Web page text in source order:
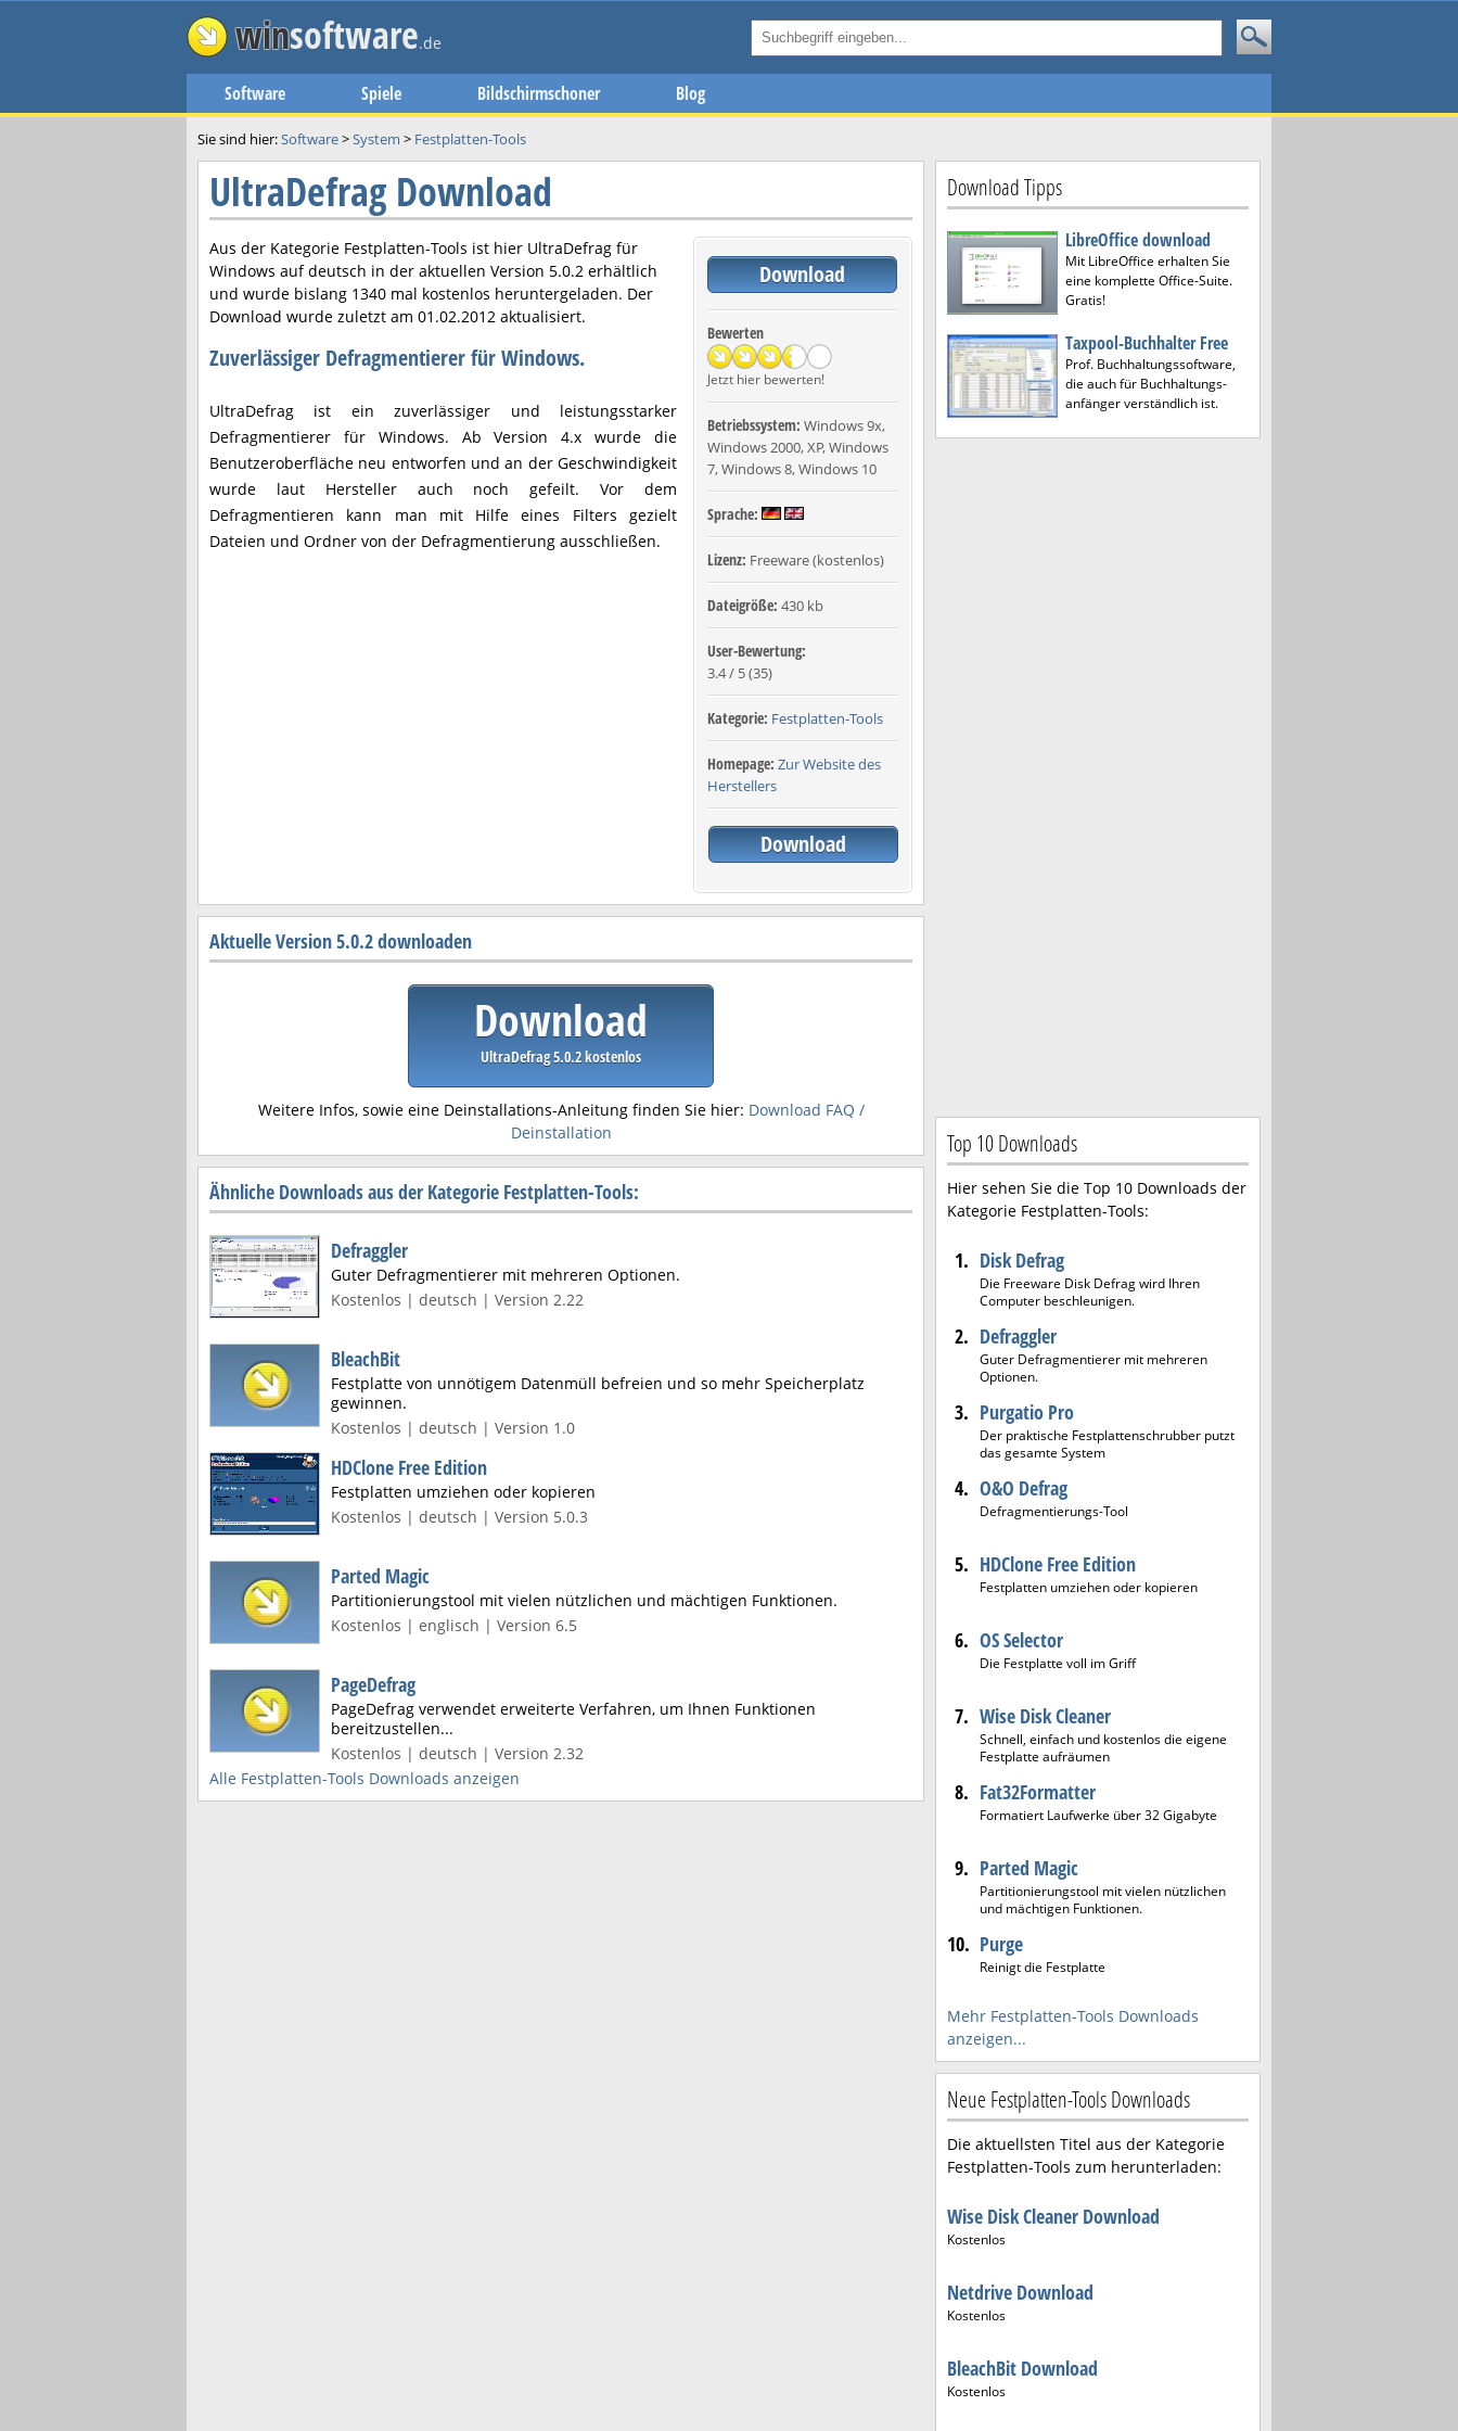
winsoftware.de
Software Spiele Bildschirmschoner Blog
Sie sind hier:Software>System > Festplatten-Tools
UltraDefrag Download
Aus der Kategorie Festplatten-Tools ist hier UltraDefrag für
Windows auf deutsch in der aktuellen Version 5.0.2 erhältlich
und wurde bislang 1340 mal kostenlos heruntergeladen. Der
Download wurde zuletzt am 01.02.2012 aktualisiert.
Download
Bewerten
Jetzt hier bewerten!
Betriebssystem: Windows 9x,
Windows 2000, XP, Windows
7, Windows 8, Windows 10
Sprache:
Lizenz: Freeware (kostenlos)
Dateigröße: 430 kb
User-Bewertung:
3.4/ 5(35)
Kategorie: Festplatten-Tools
Homepage: Zur Website des
Herstellers
Download
Zuverlässiger Defragmentierer für Windows.
UltraDefrag ist ein zuverlässiger und leistungsstarker
Defragmentierer für Windows. Ab Version 4.x wurde die
Benutzeroberfläche neu entworfen und an der Geschwindigkeit
wurde laut Hersteller auch noch gefeilt. Vor dem
Defragmentieren kann man mit Hilfe eines Filters gezielt
Dateien und Ordner von der Defragmentierung ausschließen.
Aktuelle Version 5.0.2 downloaden
Download
UltraDefrag 5.0.2 kostenlos
Weitere Infos, sowie eine Deinstallations-Anleitung finden Sie hier: Download FAQ /
Deinstallation
Ähnliche Downloads aus der Kategorie Festplatten-Tools:
Defraggler
Guter Defragmentierer mit mehreren Optionen.
Kostenlos | deutsch | Version 2.22
BleachBit
Festplatte von unnötigem Datenmüll befreien und so mehr Speicherplatz
gewinnen.
Kostenlos | deutsch | Version 1.0
HDClone Free Edition
Festplatten umziehen oder kopieren
Kostenlos | deutsch | Version 5.0.3
Parted Magic
Partitionierungstool mit vielen nützlichen und mächtigen Funktionen.
Kostenlos | englisch | Version 6.5
PageDefrag
PageDefrag verwendet erweiterte Verfahren, um Ihnen Funktionen
bereitzustellen...
Kostenlos | deutsch | Version 2.32
Alle Festplatten-Tools Downloads anzeigen
Download Tipps
LibreOffice download
Mit LibreOffice erhalten Sie
eine komplette Office-Suite.
Gratis!
Taxpool-Buchhalter Free
Prof. Buchhaltungssoftware,
die auch für Buchhaltungs-
anfänger verständlich ist.
Top 10 Downloads
Hier sehen Sie die Top 10 Downloads der
Kategorie Festplatten-Tools:
1. Disk Defrag
Die Freeware Disk Defrag wird Ihren
Computer beschleunigen.
2. Defraggler
Guter Defragmentierer mit mehreren
Optionen.
3. Purgatio Pro
Der praktische Festplattenschrubber putzt
das gesamte System
4. O&O Defrag
Defragmentierungs-Tool
5. HDClone Free Edition
Festplatten umziehen oder kopieren
6. OS Selector
Die Festplatte voll im Griff
7. Wise Disk Cleaner
Schnell, einfach und kostenlos die eigene
Festplatte aufräumen
8. Fat32Formatter
Formatiert Laufwerke über 32 Gigabyte
9. Parted Magic
Partitionierungstool mit vielen nützlichen
und mächtigen Funktionen.
10. Purge
Reinigt die Festplatte
Mehr Festplatten-Tools Downloads
anzeigen...
Neue Festplatten-Tools Downloads
Die aktuellsten Titel aus der Kategorie
Festplatten-Tools zum herunterladen:
Wise Disk Cleaner Download
Kostenlos
Netdrive Download
Kostenlos
BleachBit Download
Kostenlos